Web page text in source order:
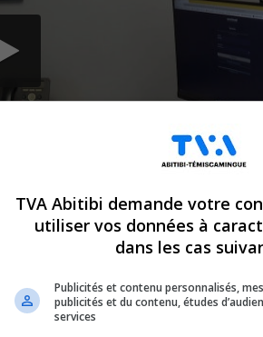
Pins, à Val-d’Or,
TVA Abitibi demande votre
utiliser vos données à
dans les cas
Publicités et contenu personnalisés,
publicités et du contenu, études
services